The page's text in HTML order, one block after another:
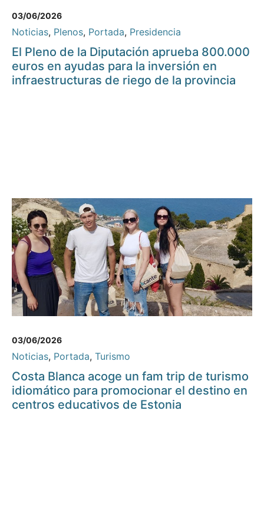
03/06/2026
Noticias, Plenos, Portada, Presidencia
El Pleno de la Diputación aprueba 800.000
euros en ayudas para la inversión en
infraestructuras de riego de la provincia
03/06/2026
Noticias, Portada, Turismo
Costa Blanca acoge un fam trip de turismo
idiomático para promocionar el destino en
centros educativos de Estonia